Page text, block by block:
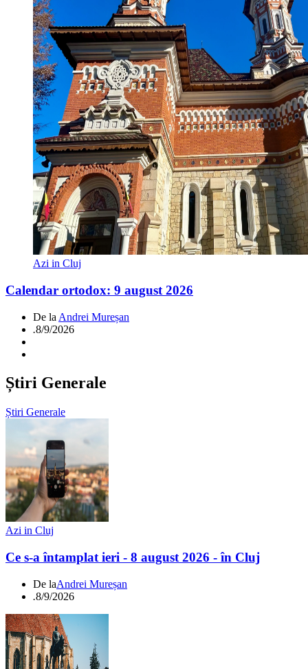
Azi in Cluj
Calendar ortodox: 9 august 2026
De la Andrei Mureșan
.8/9/2026
Știri Generale
Știri Generale
Azi in Cluj
Ce s-a întamplat ieri - 8 august 2026 - în Cluj
De laAndrei Mureșan
.8/9/2026